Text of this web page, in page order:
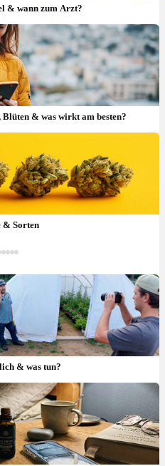
& wann zum Arzt?
& was wirkt am besten?
& Sorten
ist der Unterschied?
& was tun?